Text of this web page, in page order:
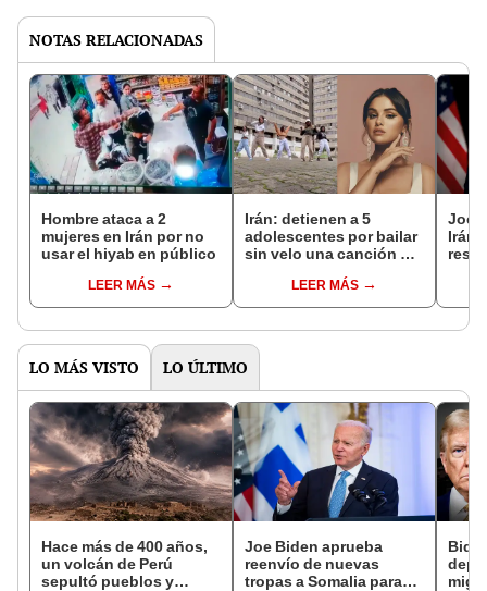
NOTAS RELACIONADAS
Hombre ataca a 2
mujeres en Irán por no
usar el hiyab en público
LEER MÁS
Irán: detienen a 5
adolescentes por bailar
sin velo una canción de
LEER MÁS
Joe
Irán
LO MÁS VISTO LO ÚLTIMO
Hace más de 400 años,
un volcán de Perú
sepultó pueblos y
Joe Biden aprueba
reenvío de nuevas
tropas a Somalia para